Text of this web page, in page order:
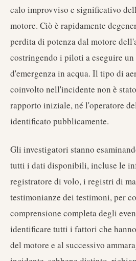
calo improvviso e significativo
motore. Ciò è rapidamente
perdita di potenza dal motore
costringendo i piloti a eseguire
d'emergenza in acqua. Il tipo di
coinvolto nell'incidente non è
rapporto iniziale, né l'operatore
identificato pubblicamente.
Gli investigatori stanno
tutti i dati disponibili, incluse le
registratore di volo, i registri di
testimonianze dei testimoni, per
comprensione completa degli
identificare tutti i fattori che
del motore e al successivo